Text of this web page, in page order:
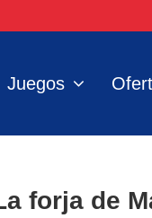
Juegos
forja de